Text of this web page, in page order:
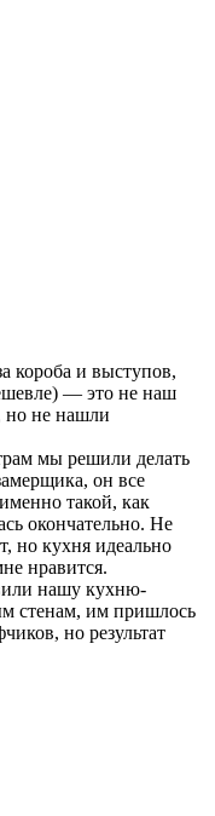
короба и выступов,
— это не наш
но не нашли
мы решили делать
он все
такой, как
окончательно. Не
но кухня идеально
нравится.
нашу кухню-
стенам, им пришлось
но результат